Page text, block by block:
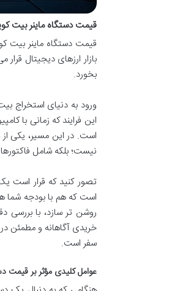
قیمت دستگاه ماینر بیت
قیمت دستگاه ماینر بیت
بازار ارزهای دیجیتال
بخورد.
ورود به دنیای استخراج
است. در این مسیر، یکی
نیست؛ بلکه شامل
تصور کنید که قرار است
است که هم با بودجه شما
روشن تر سازد، با بررسی
خریدی آگاهانه و مطمئن
سفر است.
عوامل کلیدی مؤثر بر قیمت